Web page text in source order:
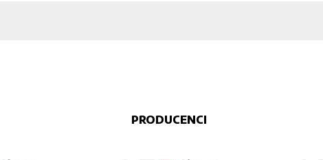
PRODUCENCI